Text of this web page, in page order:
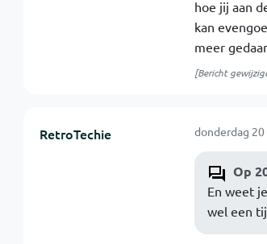
hoe jij aan
kan
meer
[Bericht
RetroTechie donderdag
Op
En weet
wel een